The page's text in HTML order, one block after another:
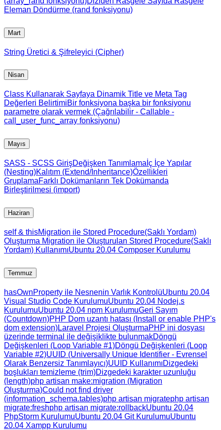
Eleman Döndürme (rand fonksiyonu)
Mart
String Üretici & Şifreleyici (Cipher)
Nisan
Class Kullanarak Sayfaya Dinamik Title ve Meta Tag
Değerleri BelirtimiBir fonksiyona başka bir fonksiyonu
parametre olarak vermek (Çağrılabilir - Callable -
call_user_func_array fonksiyonu)
Mayıs
SASS - SCSS GirişDeğişken Tanımlama İç İçe Yapılar
(Nesting)Kalıtım (Extend/Inheritance)Özellikleri
GruplamaFarklı Dokümanların Tek Dokümanda
Birleştirilmesi (import)
Haziran
self & thisMigration ile Stored Procedure(Saklı Yordam)
Oluşturma Migration ile Oluşturulan Stored Procedure(Saklı
Yordam) KullanımıUbuntu 20.04 Composer Kurulumu
Temmuz
hasOwnProperty ile Nesnenin Varlık KontrolüUbuntu 20.04
Visual Studio Code KurulumuUbuntu 20.04 Nodej.s
KurulumuUbuntu 20.04 npm KurulumuGeri Sayım
(Countdown)PHP Dom uzantı hatası (Install or enable PHP's
dom extension)Laravel Projesi OluşturmaPHP ini dosyası
üzerinde terminal ile değişiklikte bulunmakDöngü
Değişkenleri (Loop Variable #1)Döngü Değişkenleri (Loop
Variable #2)UUID (Universally Unique Identifier - Evrensel
Olarak Benzersiz Tanımlayıcı)UUID KullanımıDizgedeki
boşlukları temizleme (trim)Dizgedeki karakter uzunluğu
(length)php artisan make:migration (Migration
Oluşturma)Could not find driver
(information_schema.tables)php artisan migratephp artisan
migrate:freshphp artisan migrate:rollbackUbuntu 20.04
PhpStorm KurulumuUbuntu 20.04 Git KurulumuUbuntu
20.04 Xampp Kurulumu